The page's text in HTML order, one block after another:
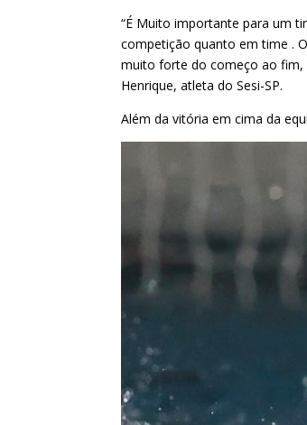
“É Muito importante para um
competição quanto em time .
muito forte do começo ao fim,
Henrique, atleta do Sesi-SP.
Além da vitória em cima da